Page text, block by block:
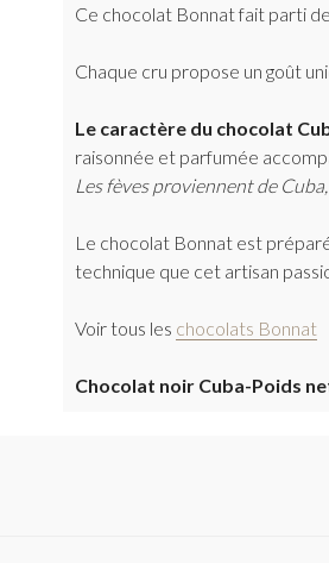
Ce chocolat Bonnat fait parti
Chaque cru propose un goût
Le caractère du chocolat
raisonnée et parfumée
Les fèves proviennent de
Le chocolat Bonnat est
technique que cet artisan
Voir tous les chocolats Bonnat
Chocolat noir Cuba-Poids